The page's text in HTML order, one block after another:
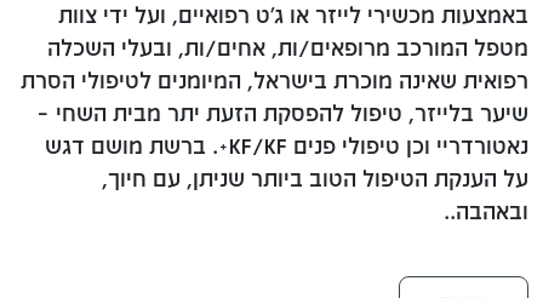
באמצעות מכשירי לייזר או ג'ט רפואיים, ועל ידי צוות
מטפל המורכב מרופאים/ות, אחים/ות, ובעלי השכלה
רפואית שאינה מוכרת בישראל, המיומנים לטיפולי הסרת
שיער בלייזר, טיפול להפסקת הזעת יתר מבית השחי​ –
נאטורדריי וכן טיפולי פנים KF/KF+. ברשת מושם דגש
על הענקת הטיפול הטוב ביותר שניתן, עם חיוך,
ובאהבה..